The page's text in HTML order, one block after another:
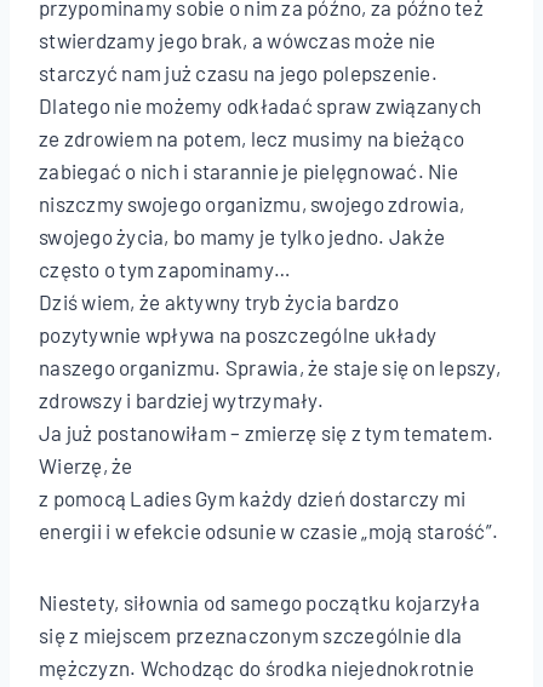
przypominamy sobie o nim za późno, za późno też
stwierdzamy jego brak, a wówczas może nie
starczyć nam już czasu na jego polepszenie.
Dlatego nie możemy odkładać spraw związanych
ze zdrowiem na potem, lecz musimy na bieżąco
zabiegać o nich i starannie je pielęgnować. Nie
niszczmy swojego organizmu, swojego zdrowia,
swojego życia, bo mamy je tylko jedno. Jakże
często o tym zapominamy…
Dziś wiem, że aktywny tryb życia bardzo
pozytywnie wpływa na poszczególne układy
naszego organizmu. Sprawia, że staje się on lepszy,
zdrowszy i bardziej wytrzymały.
Ja już postanowiłam – zmierzę się z tym tematem.
Wierzę, że
z pomocą Ladies Gym każdy dzień dostarczy mi
energii i w efekcie odsunie w czasie „moją starość”.
Niestety, siłownia od samego początku kojarzyła
się z miejscem przeznaczonym szczególnie dla
mężczyzn. Wchodząc do środka niejednokrotnie